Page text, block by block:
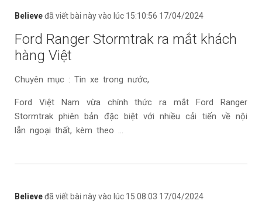
Believeđã viết bài này vào lúc 15:10:56 17/04/2024
Ford Ranger Stormtrak ra mắt khách
hàng Việt
Chuyên mục : Tin xe trong nước,
Ford Việt Nam vừa chính thức ra mắt Ford Ranger
Stormtrak phiên bản đặc biệt với nhiều cải tiến về nội
lẫn ngoại thất, kèm theo ...
Believeđã viết bài này vào lúc 15:08:03 17/04/2024